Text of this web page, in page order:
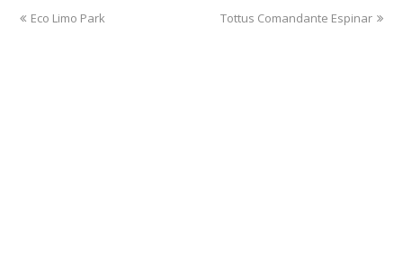
previous
Eco Limo Park
next
Tottus Comandante Espinar